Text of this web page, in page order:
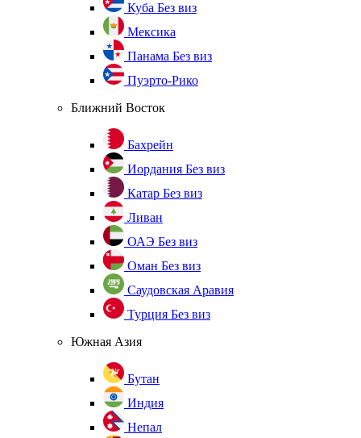
Куба Без виз
Мексика
Панама Без виз
Пуэрто-Рико
Ближний Восток
Бахрейн
Иордания Без виз
Катар Без виз
Ливан
ОАЭ Без виз
Оман Без виз
Саудовская Аравия
Турция Без виз
Южная Азия
Бутан
Индия
Непал